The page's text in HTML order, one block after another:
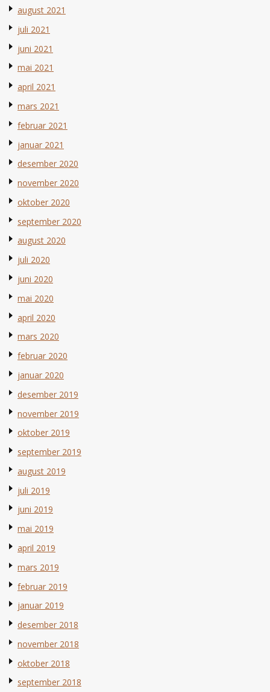
august 2021
juli 2021
juni 2021
mai 2021
april 2021
mars 2021
februar 2021
januar 2021
desember 2020
november 2020
oktober 2020
september 2020
august 2020
juli 2020
juni 2020
mai 2020
april 2020
mars 2020
februar 2020
januar 2020
desember 2019
november 2019
oktober 2019
september 2019
august 2019
juli 2019
juni 2019
mai 2019
april 2019
mars 2019
februar 2019
januar 2019
desember 2018
november 2018
oktober 2018
september 2018